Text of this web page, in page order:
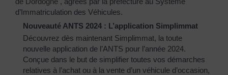
d’Immatriculation des Véhicules.
Nouveauté ANTS 2024 : L’application Simplimmat
Découvrez dès maintenant Simplimmat, la toute
nouvelle application de l’ANTS pour l’année 2024.
Conçue dans le but de simplifier toutes vos démarches
relatives à l’achat ou à la vente d’un véhicule d’occasion,